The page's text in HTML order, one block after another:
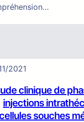
2021
clinique de
injections
souches